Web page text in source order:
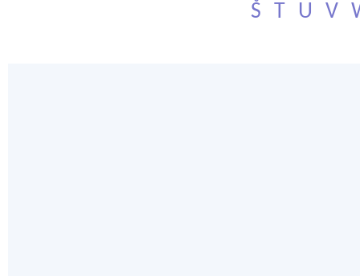
Š
T U V